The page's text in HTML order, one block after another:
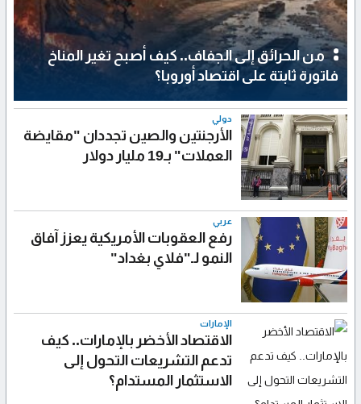
من الحرائق إلى الجفاف.. كيف أصبح تغير المناخ
فاتورة ثابتة على اقتصاد أوروبا؟
دولي
الأرجنتين والصين تجددان "مقايضة
العملات" بـ19 مليار دولار
عربي
رفع العقوبات الأمريكية يعزز آفاق
النمو لـ"فلاي بغداد"
الإمارات
الاقتصاد الأخضر بالإمارات.. كيف
تدعم التشريعات التحول إلى
الاستثمار المستدام؟